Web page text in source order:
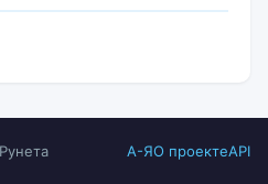
А-ЯО проектеAPI